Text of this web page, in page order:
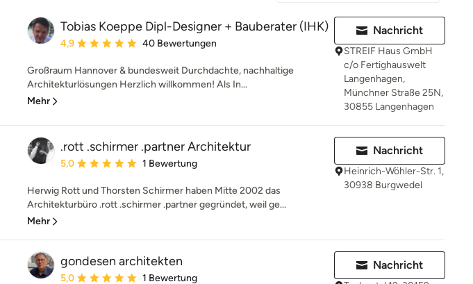
Tobias Koeppe Dipl-Designer + Bauberater (IHK)
Durchschnittliche Bewertung: 4.9 von 5 Sternen
4,9 40 Bewertungen
Großraum Hannover & bundesweit Durchdachte, nachhaltige
Architekturlösungen Herzlich willkommen! Als In...
Mehr
Nachricht
STREIF Haus GmbH
c/o Fertighauswelt
Langenhagen,
Münchner Straße 25N,
30855 Langenhagen
.rott .schirmer .partner Architektur
Durchschnittliche Bewertung: 5 von 5 Sternen
5,0 1 Bewertung
Herwig Rott und Thorsten Schirmer haben Mitte 2002 das
Architekturbüro .rott .schirmer .partner gegründet, weil ge...
Mehr
Nachricht
Heinrich-Wöhler-Str. 1,
30938 Burgwedel
gondesen architekten
Durchschnittliche Bewertung: 5 von 5 Sternen
5,0 1 Bewertung
Nachricht